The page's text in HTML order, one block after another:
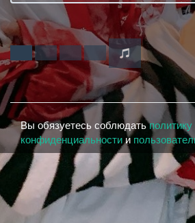
Вы обязуетесь соблюдатьполитику
конфиденциальностии